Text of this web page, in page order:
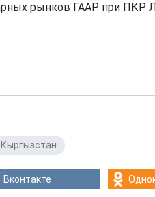
рынков ГААР при ПКР
Кыргызстан
Вконтакте